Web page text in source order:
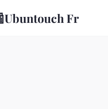
Ubuntouch Fr